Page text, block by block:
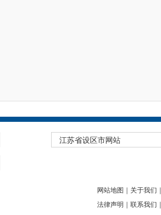
江苏省设区市网站
网站地图｜ 关于我们｜
法律声明｜ 联系我们｜